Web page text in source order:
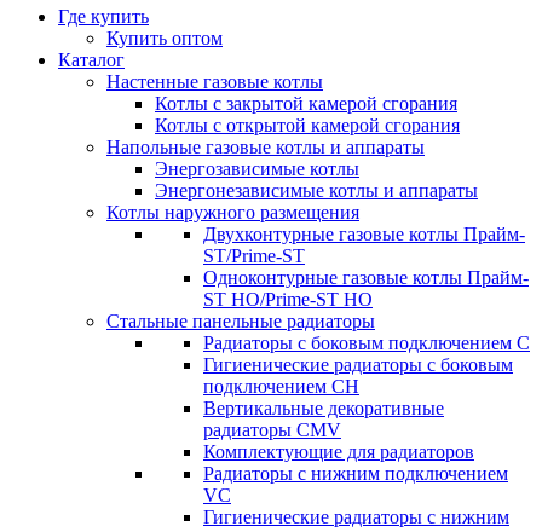
Где купить
Купить оптом
Каталог
Настенные газовые котлы
Котлы с закрытой камерой сгорания
Котлы с открытой камерой сгорания
Напольные газовые котлы и аппараты
Энергозависимые котлы
Энергонезависимые котлы и аппараты
Котлы наружного размещения
Двухконтурные газовые котлы Прайм-
ST/Prime-ST
Одноконтурные газовые котлы Прайм-
ST HO/Prime-ST HO
Стальные панельные радиаторы
Радиаторы c боковым подключением C
Гигиенические радиаторы c боковым
подключением CH
Вертикальные декоративные
радиаторы CMV
Комплектующие для радиаторов
Радиаторы c нижним подключением
VC
Гигиенические радиаторы c нижним